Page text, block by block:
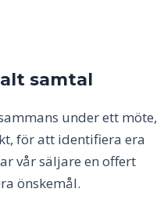
samtal
under ett möte,
för att identifiera era
vår säljare en offert
önskemål.